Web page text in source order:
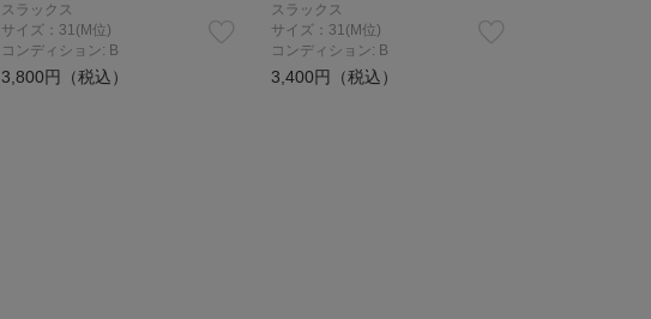
スラックス
サイズ：31(M位)
コンディション: B
3,800円（税込）
スラックス
サイズ：31(M位)
コンディション: B
3,400円（税込）